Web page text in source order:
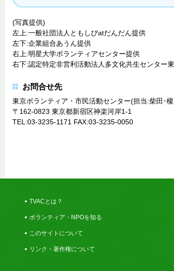
(写真提供)
左上:一般社団法人ともしびatだんだん提供
左下:企業組合あうん提供
右上:明星大学ボランティアセンター提供
右下:認定特定非営利活動法人多文化共生センター
お問合せ先
東京ボランティア・市民活動センター(担当:柴田･
〒162-0823 東京都新宿区神楽河岸1-1
TEL:03-3235-1171 FAX:03-3235-0050
TVACとは？
ボランティア・NPOを知る
このサイトについて
リンク・著作権について